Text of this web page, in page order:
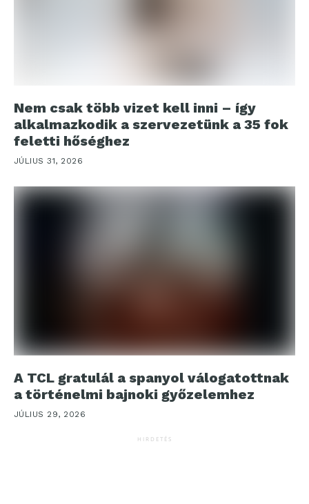
Nem csak több vizet kell inni – így
alkalmazkodik a szervezetünk a 35 fok
feletti hőséghez
JÚLIUS 31, 2026
A TCL gratulál a spanyol válogatottnak
a történelmi bajnoki győzelemhez
JÚLIUS 29, 2026
HIRDETÉS